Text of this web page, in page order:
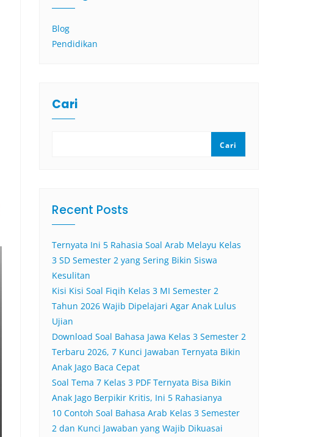
Blog
Pendidikan
Cari
Cari
Recent Posts
Ternyata Ini 5 Rahasia Soal Arab Melayu Kelas
3 SD Semester 2 yang Sering Bikin Siswa
Kesulitan
Kisi Kisi Soal Fiqih Kelas 3 MI Semester 2
Tahun 2026 Wajib Dipelajari Agar Anak Lulus
Ujian
Download Soal Bahasa Jawa Kelas 3 Semester 2
Terbaru 2026, 7 Kunci Jawaban Ternyata Bikin
Anak Jago Baca Cepat
Soal Tema 7 Kelas 3 PDF Ternyata Bisa Bikin
Anak Jago Berpikir Kritis, Ini 5 Rahasianya
10 Contoh Soal Bahasa Arab Kelas 3 Semester
2 dan Kunci Jawaban yang Wajib Dikuasai